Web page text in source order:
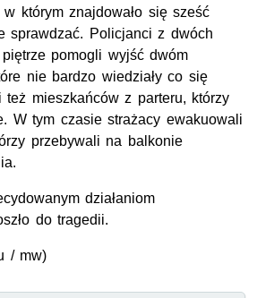
którym znajdowało się sześć
sprawdzać. Policjanci z dwóch
pomogli wyjść dwóm
nie bardzo wiedziały co się
też mieszkańców z parteru, którzy
W tym czasie strażacy ewakuowali
przebywali na balkonie
działaniom
do tragedii.
/ mw)